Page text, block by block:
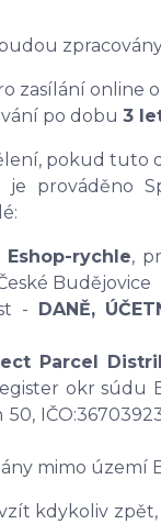
zasílání online
po dobu 3
pokud tuto
je prováděno
Eshop-rychle,
Budějovice
- DANĚ,
Parcel
okr súdu
mimo území
kdykoliv zpět,